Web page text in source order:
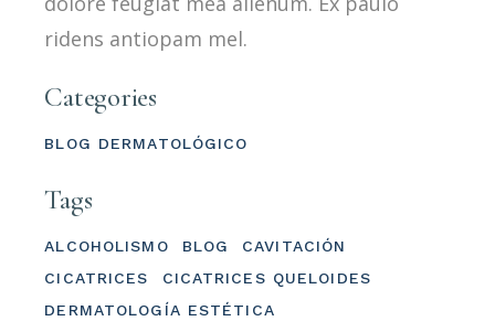
ridens antiopam mel.
Categories
BLOG DERMATOLÓGICO
Tags
ALCOHOLISMO BLOG
CAVITACIÓN
CICATRICES
CICATRICES QUELOIDES
DERMATOLOGÍA ESTÉTICA